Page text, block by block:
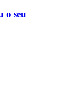
o seu